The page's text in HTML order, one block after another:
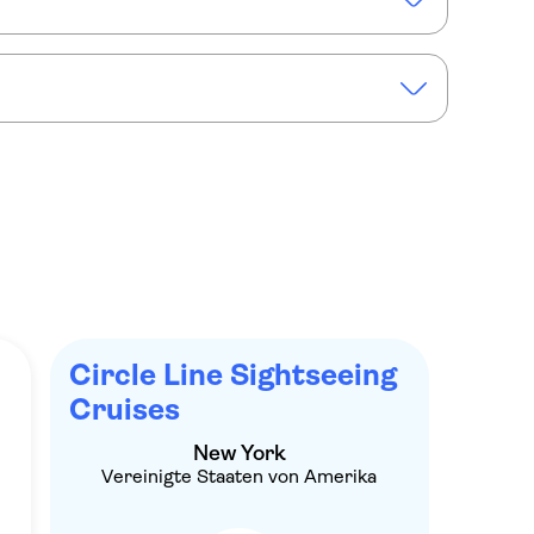
Circle Line Sightseeing
Cruises
New York
Vereinigte Staaten von Amerika